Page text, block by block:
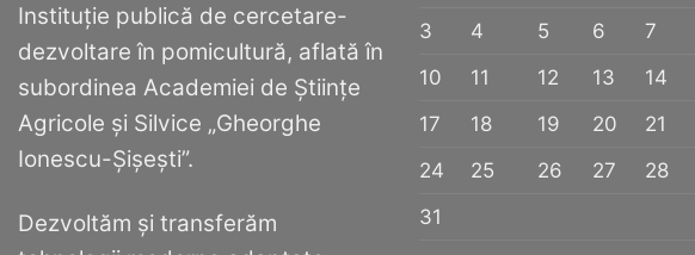
Instituție publică de cercetare-
dezvoltare în pomicultură, aflată în
subordinea Academiei de Științe
Agricole și Silvice „Gheorghe
Ionescu-Șișești”.
Dezvoltăm și transferăm
3
4 5 6 7
10
11 12 13 14
17
18 19 20 21
24
25 26 27 28
31